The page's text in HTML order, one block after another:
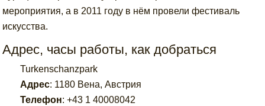
мероприятия, а в 2011 году в нём провели фестиваль
искусства.
Адрес, часы работы, как добраться
Turkenschanzpark
Адрес: 1180 Вена, Австрия
Телефон:+43 1 40008042